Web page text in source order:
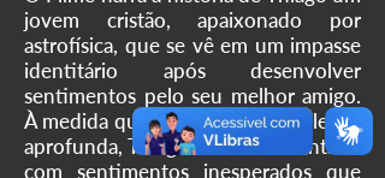
jovem cristão, apaixonado por
astrofísica, que se vê em um impasse
identitário após desenvolver
sentimentos pelo seu melhor amigo.
À medida que a amizade entre eles se
aprofunda, Thiago se vê confrontado
com sentimentos inesperados que